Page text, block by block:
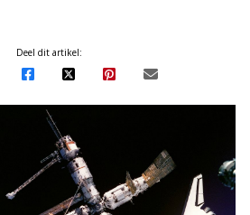
Deel dit artikel: